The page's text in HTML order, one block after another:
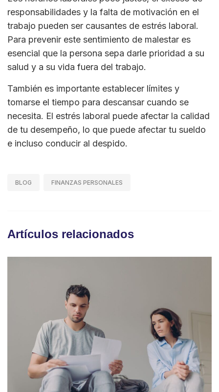
responsabilidades y la falta de motivación en el
trabajo pueden ser causantes de estrés laboral.
Para prevenir este sentimiento de malestar es
esencial que la persona sepa darle prioridad a su
salud y a su vida fuera del trabajo.
También es importante establecer límites y
tomarse el tiempo para descansar cuando se
necesita. El estrés laboral puede afectar la calidad
de tu desempeño, lo que puede afectar tu sueldo
e incluso conducir al despido.
BLOG FINANZAS PERSONALES
Artículos relacionados